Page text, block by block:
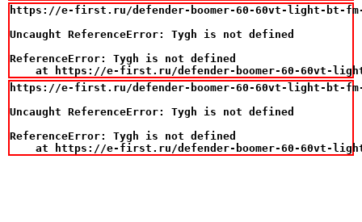
https://e-first.ru/defender-boomer-60-60vt-light-bt-fm-
Uncaught ReferenceError: Tygh is not defined
ReferenceError: Tygh is not defined
at https://e-first.ru/defender-boomer-60-60vt-
https://e-first.ru/defender-boomer-60-60vt-light-bt-fm-
Uncaught ReferenceError: Tygh is not defined
ReferenceError: Tygh is not defined
at https://e-first.ru/defender-boomer-60-60vt-